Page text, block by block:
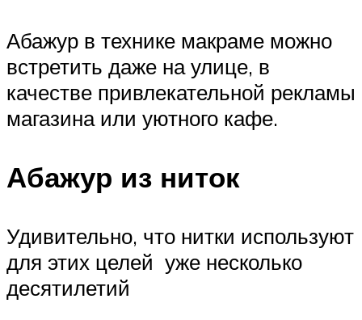
Абажур в технике макраме можно
встретить даже на улице, в
качестве привлекательной рекламы
магазина или уютного кафе.
Абажур из ниток
Удивительно, что нитки используют
для этих целей уже несколько
десятилетий